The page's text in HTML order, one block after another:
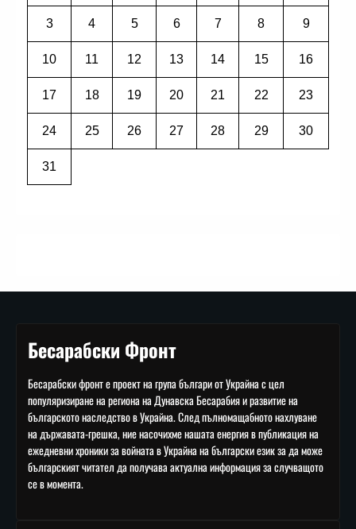
3 4 5 6 7 8 9
10 11 12 13 14 15 16
17 18 19 20 21 22 23
24 25 26 27 28 29 30
31
Бесарабски Фронт
Бесарабски фронт е проект на група българи от Украйна с цел
популяризиране на региона на Дунавска Бесарабия и развитие на
българското наследство в Украйна. След пълномащабното нахлуване
на държавата-грешка, ние насочихме нашата енергия в публикация на
ежедневни хроники за войната в Украйна на български език за да може
българският читател да получава актуална информация за случващото
се в момента.